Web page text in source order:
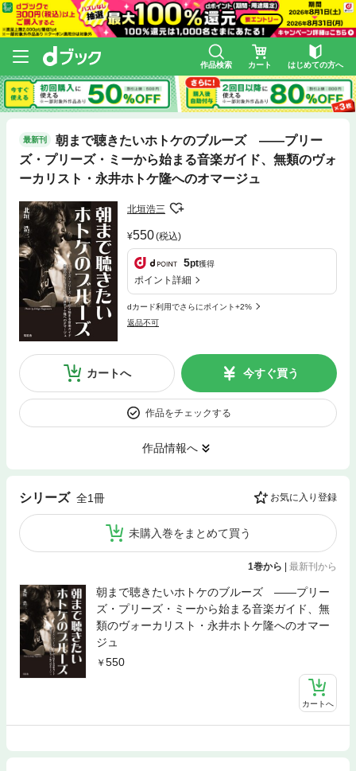
作品検索 カート はじめての方へ
最新刊
朝まで聴きたいホトケのブルーズ ――プリー
ズ・プリーズ・ミーから始まる音楽ガイド、無類のヴォ
ーカリスト・永井ホトケ隆へのオマージュ
北垣浩三
550(税込)
5pt獲得
ポイント詳細
dカード利用でさらにポイント+2%
返品不可
カートへ 今すぐ買う
作品をチェックする
作品情報へ
シリーズ 全1冊 お気に入り登録
未購入巻をまとめて買う
1巻から | 最新刊から
朝まで聴きたいホトケのブルーズ ――プリー
ズ・プリーズ・ミーから始まる音楽ガイド、無
類のヴォーカリスト・永井ホトケ隆へのオマー
ジュ
550
カートへ